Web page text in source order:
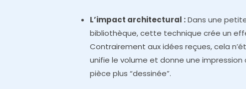
L’impact architectural :Dans une
bibliothèque, cette technique crée un
Contrairement aux idées reçues, cela
unifie le volume et donne une
pièce plus “dessinée”.